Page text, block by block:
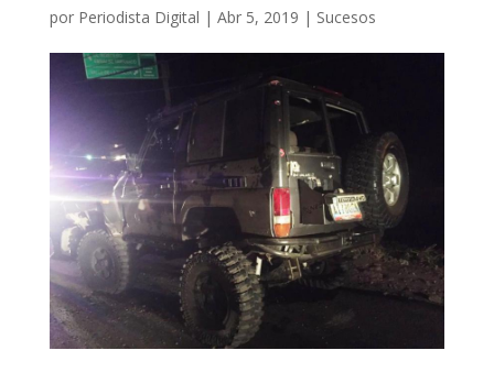
por Periodista Digital | Abr 5, 2019 | Sucesos